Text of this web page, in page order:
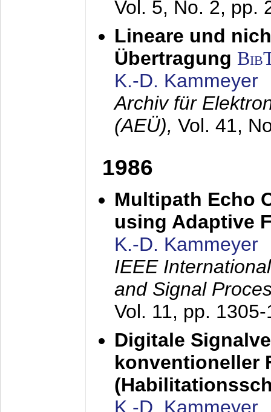
Vol. 5, No. 2, pp.
Lineare und
Übertragung
K.-D. Kammeyer
Archiv für
(AEÜ), Vol. 41,
1986
Multipath Echo
using Adaptive
K.-D. Kammeyer
IEEE
and Signal
Vol. 11, pp.
Digitale
konventioneller
K.-D. Kammeyer